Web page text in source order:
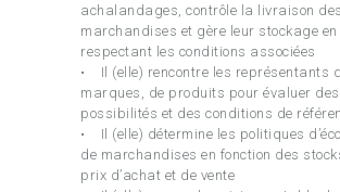
achalandages, contrôle la livraison des
marchandises et gère leur stockage en
respectant les conditions associées
• Il (elle) rencontre les représentants
marques, de produits pour évaluer des
possibilités et des conditions de
• Il (elle) détermine les politiques
de marchandises en fonction des
prix d’achat et de vente